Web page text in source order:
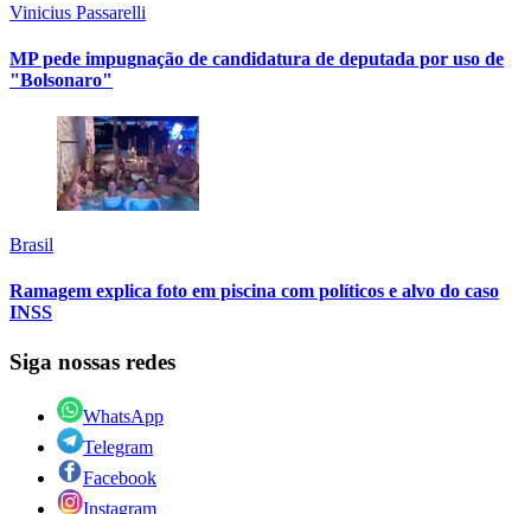
Vinicius Passarelli
MP pede impugnação de candidatura de deputada por uso de
"Bolsonaro"
Brasil
Ramagem explica foto em piscina com políticos e alvo do caso
INSS
Siga nossas redes
WhatsApp
Telegram
Facebook
Instagram